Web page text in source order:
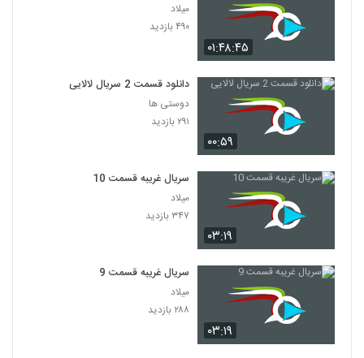
۰۱:۴۸:۴۵
میلاد
۴۹۰ بازدید
۰۰:۵۹
دانلود قسمت 2 سریال لالایی
دوستی ها
۲۹۱ بازدید
۰۳:۱۹
سریال غریبه قسمت 10
میلاد
۳۴۷ بازدید
۰۳:۱۹
سریال غریبه قسمت 9
میلاد
۲۸۸ بازدید